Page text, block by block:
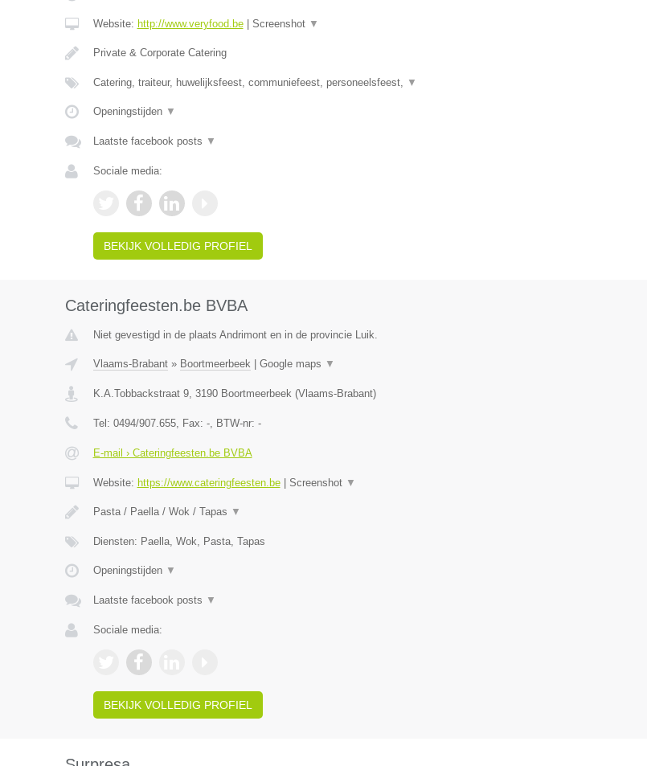
Website: http://www.veryfood.be| Screenshot ▼
Private & Corporate Catering
Catering, traiteur, huwelijksfeest, communiefeest, personeelsfeest, ▼
Openingstijden ▼
Laatste facebook posts ▼
Sociale media:
BEKIJK VOLLEDIG PROFIEL
Cateringfeesten.be BVBA
Niet gevestigd in de plaats Andrimont en in de provincie Luik.
Vlaams-Brabant» Boortmeerbeek| Google maps ▼
K.A.Tobbackstraat 9, 3190 Boortmeerbeek(Vlaams-Brabant)
Tel: 0494/907.655, Fax: -, BTW-nr: -
E-mail › Cateringfeesten.be BVBA
Website: https://www.cateringfeesten.be| Screenshot ▼
Pasta / Paella / Wok / Tapas ▼
Diensten: Paella, Wok, Pasta, Tapas
Openingstijden ▼
Laatste facebook posts ▼
Sociale media:
BEKIJK VOLLEDIG PROFIEL